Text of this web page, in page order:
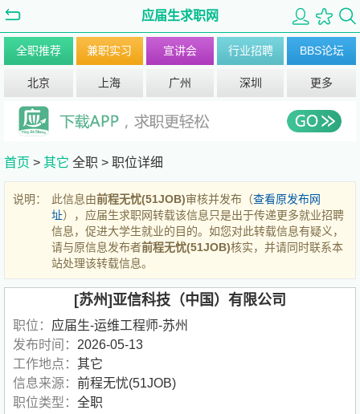
应届生求职网
全职推荐 兼职实习 宣讲会 行业招聘 BBS论坛
北京 上海 广州 深圳 更多
首页 > 其它 全职 > 职位详细
说明： 此信息由前程无忧(51JOB)审核并发布（查看原发布网
址），应届生求职网转载该信息只是出于传递更多就业招聘
信息，促进大学生就业的目的。如您对此转载信息有疑义，
请与原信息发布者前程无忧(51JOB)核实，并请同时联系本
站处理该转载信息。
[苏州]亚信科技（中国）有限公司
职位： 应届生-运维工程师-苏州
发布时间： 2026-05-13
工作地点： 其它
信息来源： 前程无忧(51JOB)
职位类型： 全职